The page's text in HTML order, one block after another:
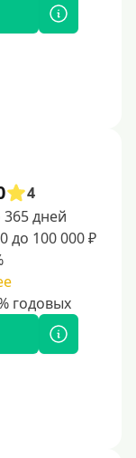
4
365 дней
до 100 000 ₽